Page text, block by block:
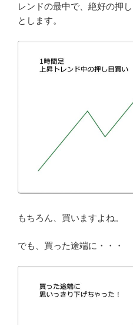
レンドの最中で、絶好の押
とします。
もちろん、買いますよね。
でも、買った途端に・・・